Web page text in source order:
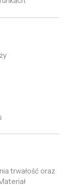
trwałość oraz